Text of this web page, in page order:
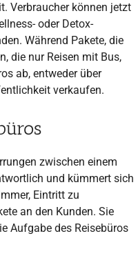
Verbraucher können jetzt
oder Detox-
Während Pakete, die
die nur Reisen mit Bus,
ab, entweder über
verkaufen.
zwischen einem
und kümmert sich
Eintritt zu
an den Kunden. Sie
Aufgabe des Reisebüros